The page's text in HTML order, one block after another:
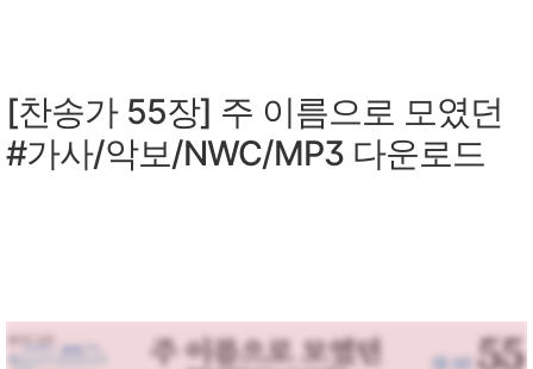
[찬송가 55장] 주 이름으로 모였던
#가사/악보/NWC/MP3 다운로드